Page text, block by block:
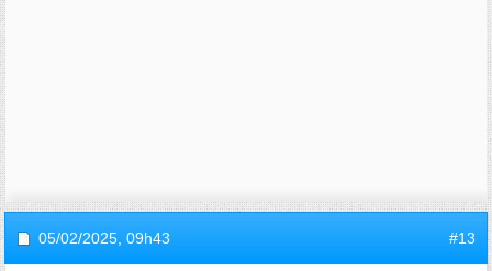
05/02/2025, 09h43 #13